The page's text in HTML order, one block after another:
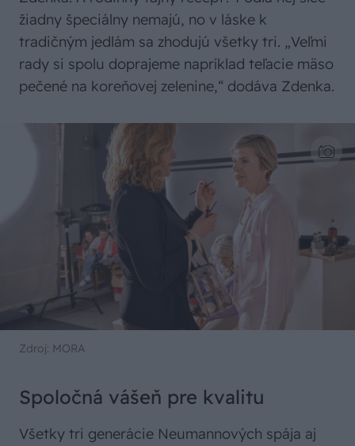
žiadny špeciálny nemajú, no v láske k
tradičným jedlám sa zhodujú všetky tri. „Veľmi
rady si spolu doprajeme napríklad teľacie mäso
pečené na koreňovej zelenine,“ dodáva Zdenka.
Zdroj: MORA
Spoločná vášeň pre kvalitu
Všetky tri generácie Neumannových spája aj